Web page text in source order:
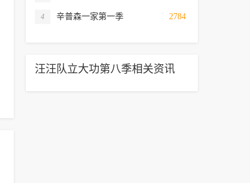
4 辛普森一家第一季 2784
汪汪队立大功第八季相关资讯